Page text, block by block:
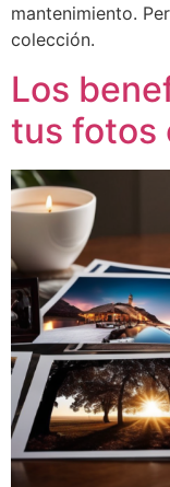
mantenimiento.
colección.
Los
tus fotos